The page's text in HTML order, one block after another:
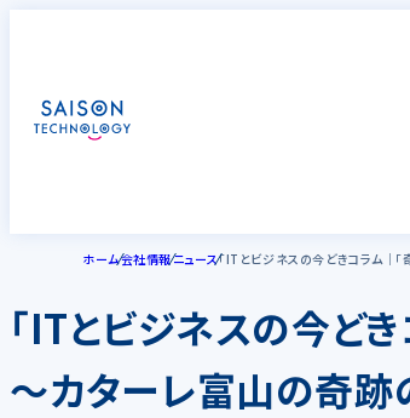
ホーム会社情報ニュース「ITとビジネスの今どきコラム│
「ITとビジネスの今ど
～カターレ富山の奇跡